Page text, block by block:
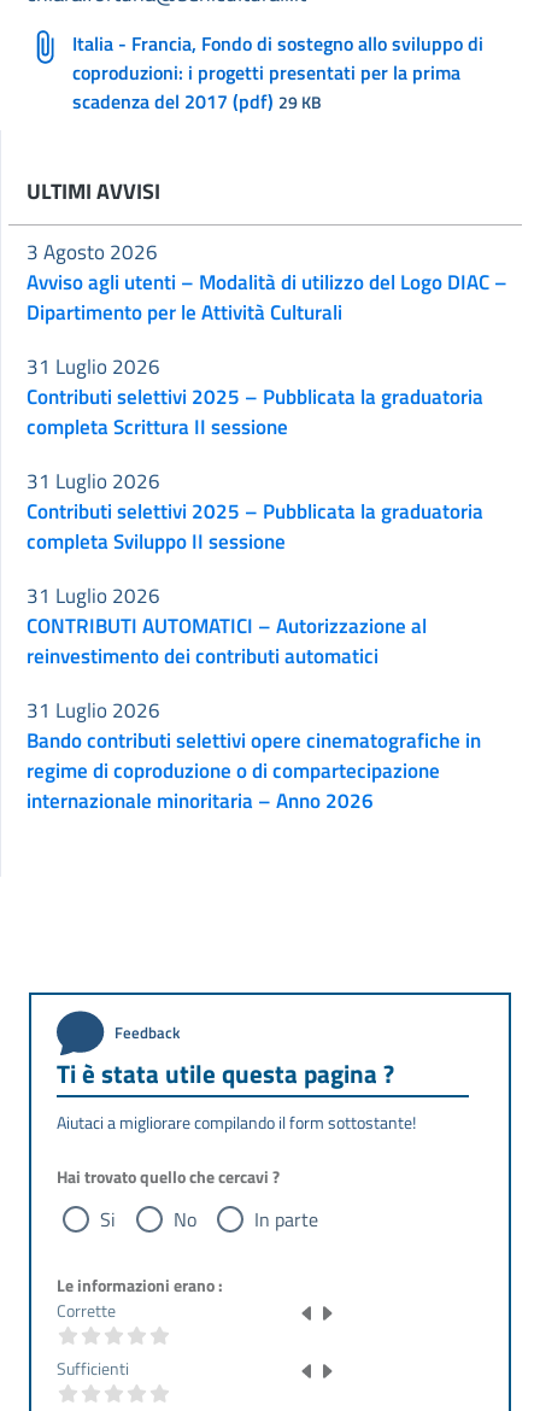
Italia - Francia, Fondo di sostegno allo sviluppo di
coproduzioni: i progetti presentati per la prima
scadenza del 2017 (pdf) 29 KB
ULTIMI AVVISI
Avviso agli utenti – Modalità di utilizzo del Logo DIAC –
Dipartimento per le Attività Culturali
3 Agosto 2026
Contributi selettivi 2025 – Pubblicata la graduatoria
completa Scrittura II sessione
31 Luglio 2026
Contributi selettivi 2025 – Pubblicata la graduatoria
completa Sviluppo II sessione
31 Luglio 2026
CONTRIBUTI AUTOMATICI – Autorizzazione al
reinvestimento dei contributi automatici
31 Luglio 2026
Bando contributi selettivi opere cinematografiche in
regime di coproduzione o di compartecipazione
internazionale minoritaria – Anno 2026
31 Luglio 2026
Feedback
Ti è stata utile questa pagina ?
Aiutaci a migliorare compilando il form sottostante!
Hai trovato quello che cercavi ?
Si No In parte
Le informazioni erano :
Corrette
Sufficienti